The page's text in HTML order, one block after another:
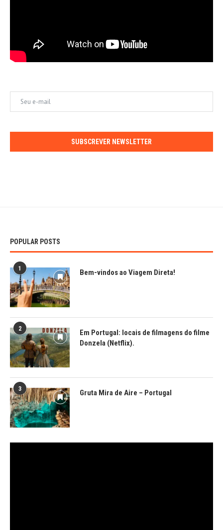
SUBSCREVER NEWSLETTER
POPULAR POSTS
1 Bem-vindos ao Viagem Direta!
2
Em Portugal: locais de filmagens do filme
Donzela (Netflix).
3 Gruta Mira de Aire – Portugal